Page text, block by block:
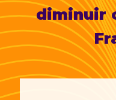
diminuir